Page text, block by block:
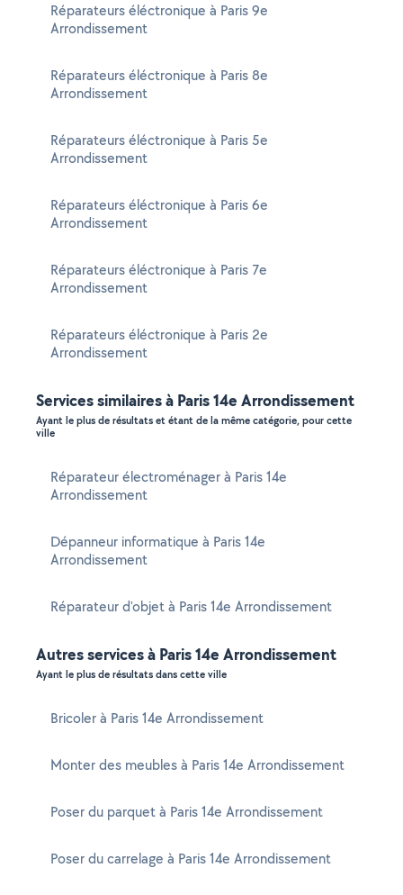
Réparateurs éléctronique à Paris 9e
Arrondissement
Réparateurs éléctronique à Paris 8e
Arrondissement
Réparateurs éléctronique à Paris 5e
Arrondissement
Réparateurs éléctronique à Paris 6e
Arrondissement
Réparateurs éléctronique à Paris 7e
Arrondissement
Réparateurs éléctronique à Paris 2e
Arrondissement
Services similaires à Paris 14e Arrondissement
Ayant le plus de résultats et étant de la même catégorie, pour cette
ville
Réparateur électroménager à Paris 14e
Arrondissement
Dépanneur informatique à Paris 14e
Arrondissement
Réparateur d'objet à Paris 14e Arrondissement
Autres services à Paris 14e Arrondissement
Ayant le plus de résultats dans cette ville
Bricoler à Paris 14e Arrondissement
Monter des meubles à Paris 14e Arrondissement
Poser du parquet à Paris 14e Arrondissement
Poser du carrelage à Paris 14e Arrondissement